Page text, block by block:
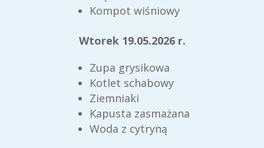
Kompot wiśniowy
Wtorek 19.05.2026 r.
Zupa grysikowa
Kotlet schabowy
Ziemniaki
Kapusta zasmażana
Woda z cytryną